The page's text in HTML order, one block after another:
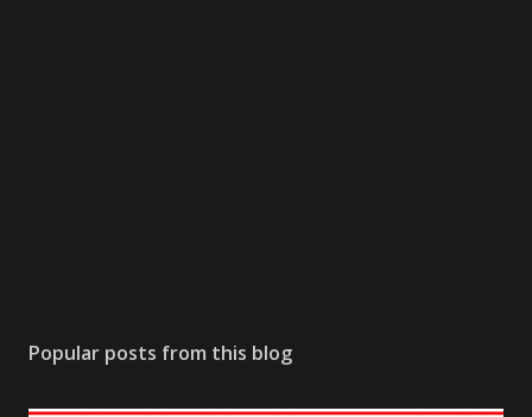
Popular posts from this blog